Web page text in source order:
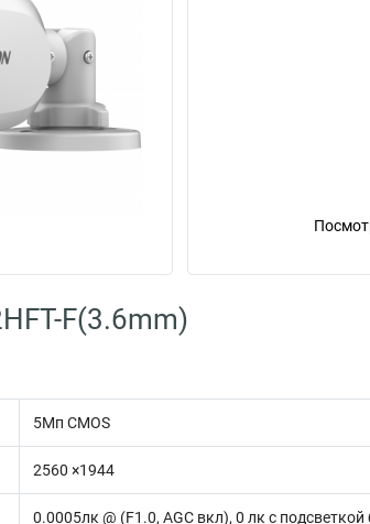
F(3.6mm)
5Мп CMOS
2560 ×1944
0.0005лк @ (F1.0, AGC вкл), 0 лк с